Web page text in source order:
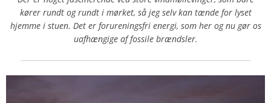
kører rundt og rundt i mørket, så jeg selv kan tænde for lyset
hjemme i stuen. Det er forureningsfri energi, som her og nu gør os
uafhængige af fossile brændsler.